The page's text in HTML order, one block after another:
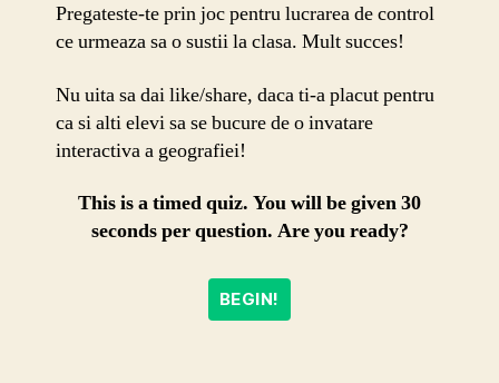
Pregateste-te prin joc pentru lucrarea de control
ce urmeaza sa o sustii la clasa. Mult succes!
Nu uita sa dai like/share, daca ti-a placut pentru
ca si alti elevi sa se bucure de o invatare
interactiva a geografiei!
This is a timed quiz. You will be given 30
seconds per question. Are you ready?
BEGIN!